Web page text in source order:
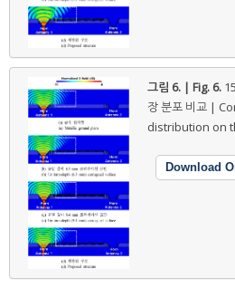
그림 6. | Fig. 6.
장 분포 비교 |
distribution on
Download